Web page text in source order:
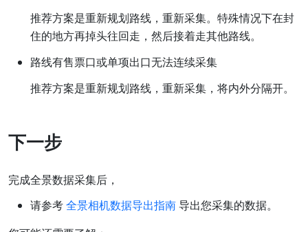
推荐方案是重新规划路线，重新采集。特殊情况下在封
住的地方再掉头往回走，然后接着走其他路线。
路线有售票口或单项出口无法连续采集
推荐方案是重新规划路线，重新采集，将内外分隔开。
下一步
完成全景数据采集后，
请参考全景相机数据导出指南导出您采集的数据。